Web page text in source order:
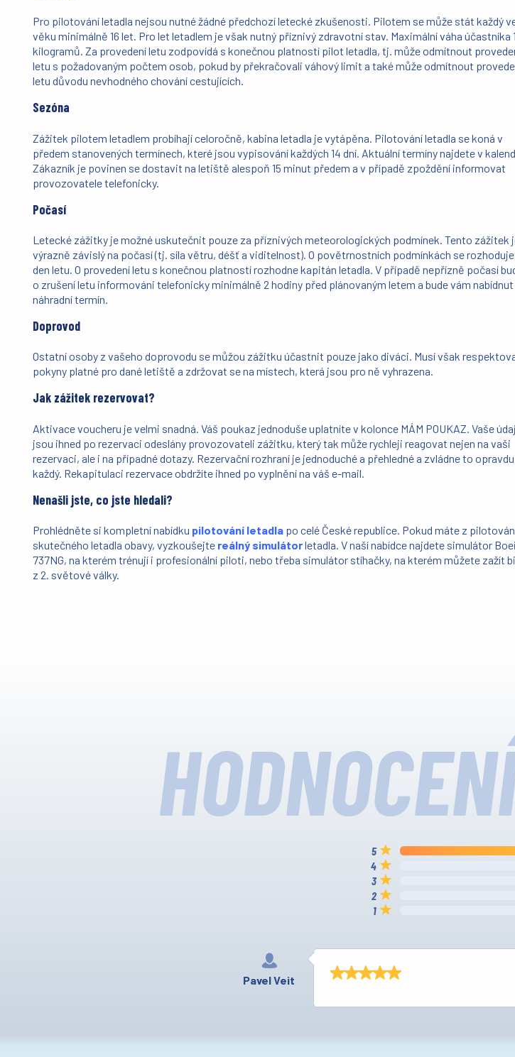
Pro pilotování letadla nejsou nutné žádné předchozí letecké zkušenosti. Pilotem se může stát každý
věku minimálně 16 let. Pro let letadlem je však nutný příznivý zdravotní stav. Maximální váha účastníka
kilogramů. Za provedení letu zodpovídá s konečnou platností pilot letadla, tj. může odmítnout
letu s požadovaným počtem osob, pokud by překračovali váhový limit a také může odmítnout
letu důvodu nevhodného chování cestujících.
Sezóna
Zážitek pilotem letadlem probíhají celoročně, kabina letadla je vytápěna. Pilotování letadla se koná v
předem stanovených termínech, které jsou vypisování každých 14 dní. Aktuální termíny najdete v
Zákazník je povinen se dostavit na letiště alespoň 15 minut předem a v případě zpoždění informovat
provozovatele telefonicky.
Počasí
Letecké zážitky je možné uskutečnit pouze za příznivých meteorologických podmínek. Tento zážitek
výrazně závislý na počasí (tj. síla větru, déšť a viditelnost). O povětrnostních podmínkách se
den letu. O provedení letu s konečnou platností rozhodne kapitán letadla. V případě nepřízně počasí
o zrušení letu informováni telefonicky minimálně 2 hodiny před plánovaným letem a bude vám nabídnut
náhradní termín.
Doprovod
Ostatní osoby z vašeho doprovodu se můžou zážitku účastnit pouze jako diváci. Musí však
pokyny platné pro dané letiště a zdržovat se na místech, která jsou pro ně vyhrazena.
Jak zážitek rezervovat?
Aktivace voucheru je velmi snadná. Váš poukaz jednoduše uplatníte v kolonce MÁM POUKAZ. Vaše
jsou ihned po rezervaci odeslány provozovateli zážitku, který tak může rychleji reagovat nejen na vaši
rezervaci, ale i na případné dotazy. Rezervační rozhraní je jednoduché a přehledné a zvládne to opravdu
každý. Rekapitulaci rezervace obdržíte ihned po vyplnění na váš e-mail.
Nenašli jste, co jste hledali?
Prohlédněte si kompletní nabídku pilotování letadla po celé České republice. Pokud máte z
skutečného letadla obavy, vyzkoušejte reálný simulátorletadla. V naší nabídce najdete simulátor
737NG, na kterém trénují i profesionální piloti, nebo třeba simulátor stíhačky, na kterém můžete zažít
z 2. světové války.
Pavel Veit